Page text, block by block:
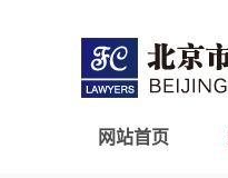
网站首页